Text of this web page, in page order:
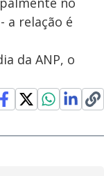
a relação é
da ANP, o